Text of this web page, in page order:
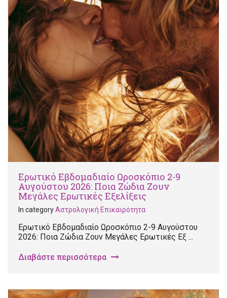
Ερωτικό Εβδομαδιαίο Ωροσκόπιο 2-9
Αυγούστου 2026: Ποια Ζώδια Ζουν
Μεγάλες Ερωτικές Εξελίξεις
In categoryΑστρολογική Επικαιρότητα
Ερωτικό Εβδομαδιαίο Ωροσκόπιο 2-9 Αυγούστου
2026: Ποια Ζώδια Ζουν Μεγάλες Ερωτικές Εξ ...
Διαβάστε περισσότερα